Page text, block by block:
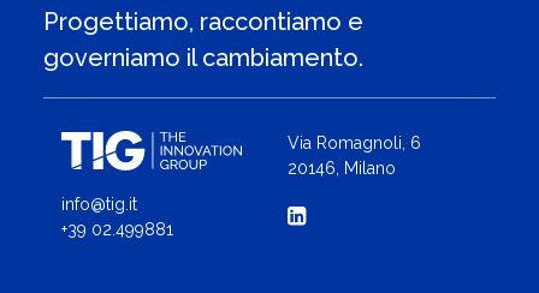
Progettiamo, raccontiamo e
governiamo il cambiamento.
info@tig.it
+39 02.499881
Via Romagnoli, 6
20146, Milano